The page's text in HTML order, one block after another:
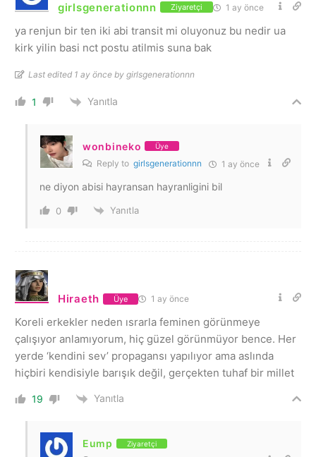
girlsgenerationnn Ziyaretçi 1 ay önce
ya renjun bir ten iki abi transit mi oluyonuz bu nedir ua
kirk yilin basi nct postu atilmis suna bak
Last edited 1 ay önce by girlsgenerationnn
1 Yanıtla
wonbineko Üye
Reply to girlsgenerationnn 1 ay önce
ne diyon abisi hayransan hayranligini bil
0 Yanıtla
Hiraeth Üye 1 ay önce
Koreli erkekler neden ısrarla feminen görünmeye
çalışıyor anlamıyorum, hiç güzel görünmüyor bence. Her
yerde ‘kendini sev’ propagansı yapılıyor ama aslında
hiçbiri kendisiyle barışık değil, gerçekten tuhaf bir millet
19 Yanıtla
Eump Ziyaretçi